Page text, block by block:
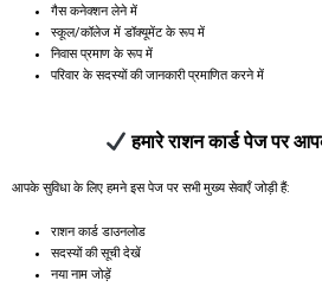
गैस कनेक्शन लेने में
स्कूल/कॉलेज में डॉक्यूमेंट के रूप में
निवास प्रमाण के रूप में
परिवार के सदस्यों की जानकारी प्रमाणित करने में
हमारे राशन कार्ड पेज पर
आपके सुविधा के लिए हमने इस पेज पर सभी मुख्य सेवाएँ जोड़ी हैं:
राशन कार्ड डाउनलोड
सदस्यों की सूची देखें
नया नाम जोड़ें